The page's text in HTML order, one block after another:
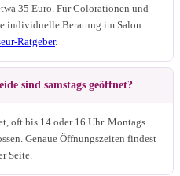
35 Euro. Für Colorationen und
individuelle Beratung im Salon.
Ratgeber.
sind samstags geöffnet?
oft bis 14 oder 16 Uhr. Montags
Genaue Öffnungszeiten findest
Seite.